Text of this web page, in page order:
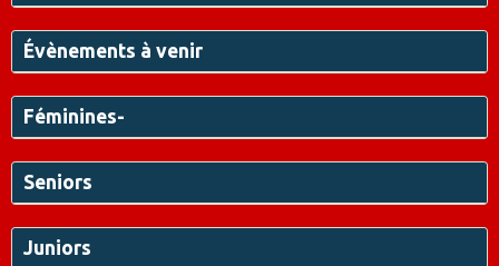
Évènements à venir
Féminines-
Seniors
Juniors